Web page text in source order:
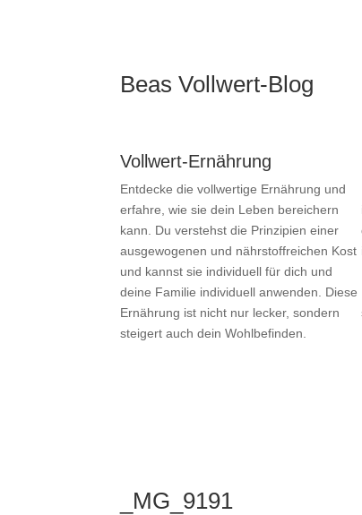
Beas Vollwert-Blog
Vollwert-Ernährung
Entdecke die vollwertige Ernährung und
erfahre, wie sie dein Leben bereichern
kann. Du verstehst die Prinzipien einer
ausgewogenen und nährstoffreichen Kost
und kannst sie individuell für dich und
deine Familie individuell anwenden. Diese
Ernährung ist nicht nur lecker, sondern
steigert auch dein Wohlbefinden.
_MG_9191